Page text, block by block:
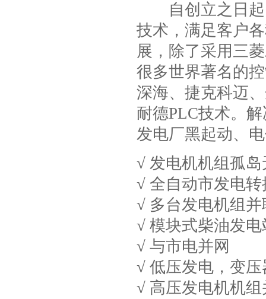
自创立之日起
技术，满足客户
展，除了采用三
很多世界著名的
深海、捷克科迈
耐德PLC技术。
发电厂黑起动、
√ 发电机机组孤
√ 全自动市发电转
√ 多台发电机组
√ 模块式柴油发
√ 与市电并网
√ 低压发电，变
√ 高压发电机机组